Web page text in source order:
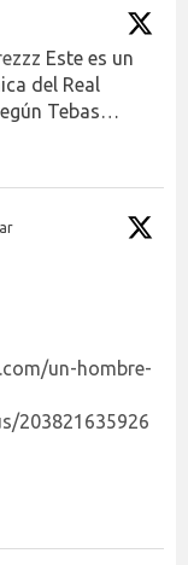
Este es un
del Real
Tebas…
un-hombre-
203821635926